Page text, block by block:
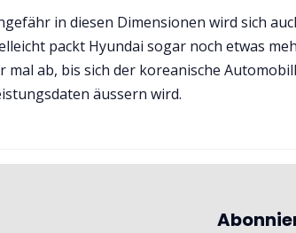
in diesen Dimensionen wird sich
packt Hyundai sogar noch etwas
mal ab, bis sich der koreanische
äussern wird.